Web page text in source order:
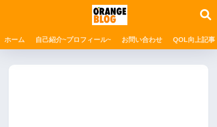
ホーム 自己紹介~プロフィール~ お問い合わせ QOL向上記事